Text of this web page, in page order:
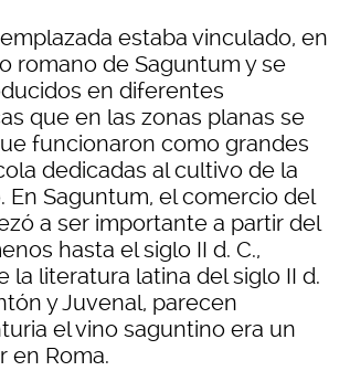
estaba vinculado, en
romano de Saguntum y se
en diferentes
que en las zonas planas se
funcionaron como grandes
dedicadas al cultivo de la
En Saguntum, el comercio del
a ser importante a partir del
hasta el siglo II d. C.,
la literatura latina del siglo II d.
y Juvenal, parecen
el vino saguntino era un
en Roma.